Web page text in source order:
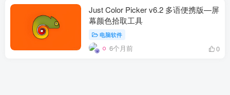
Just Color Picker v6.2 多语便携版—屏
幕颜色拾取工具
电脑软件
6个月前 0